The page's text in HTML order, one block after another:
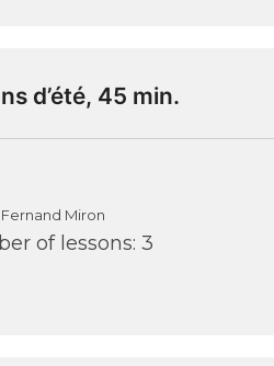
d’été, 45 min.
Fernand Miron
of lessons: 3